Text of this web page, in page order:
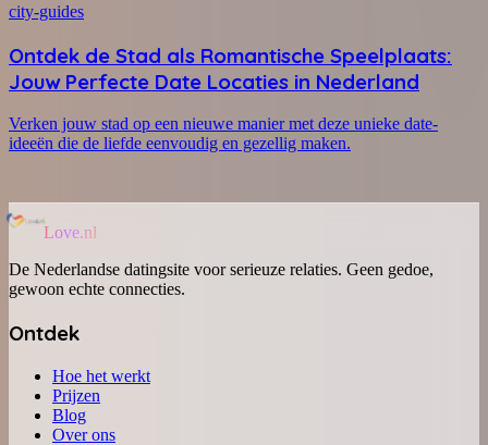
city-guides
Ontdek de Stad als Romantische Speelplaats:
Jouw Perfecte Date Locaties in Nederland
Verken jouw stad op een nieuwe manier met deze unieke date-
ideeën die de liefde eenvoudig en gezellig maken.
Love.nl
De Nederlandse datingsite voor serieuze relaties. Geen gedoe,
gewoon echte connecties.
Ontdek
Hoe het werkt
Prijzen
Blog
Over ons